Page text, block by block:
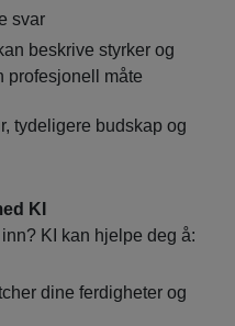
svar
beskrive styrker og
profesjonell måte
tydeligere budskap og
KI
KI kan hjelpe deg å:
dine ferdigheter og